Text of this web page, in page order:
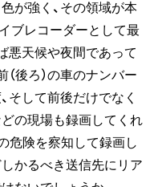
が強く、その領域が本
ブレコーダーとして最
悪天候や夜間であって
後ろ）の車のナンバー
そして前後だけでなく
の現場も録画してくれ
危険を察知して録画し
かるべき送信先にリア